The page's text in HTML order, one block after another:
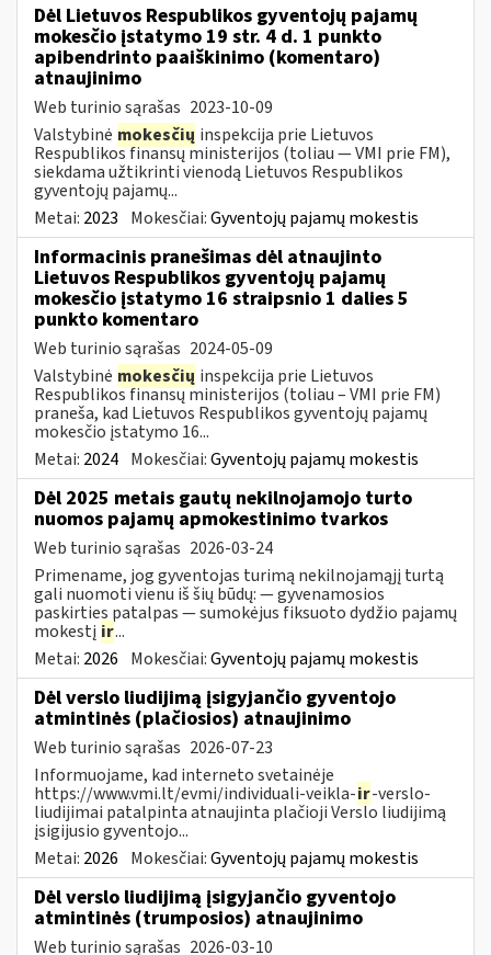
Dėl Lietuvos Respublikos gyventojų pajamų
mokesčio įstatymo 19 str. 4 d. 1 punkto
apibendrinto paaiškinimo (komentaro)
atnaujinimo
Web turinio sąrašas 2023-10-09
Valstybinė mokesčių inspekcija prie Lietuvos
Respublikos finansų ministerijos (toliau — VMI prie FM),
siekdama užtikrinti vienodą Lietuvos Respublikos
gyventojų pajamų...
Metai: 2023 Mokesčiai:Gyventojų pajamų mokestis
Informacinis pranešimas dėl atnaujinto
Lietuvos Respublikos gyventojų pajamų
mokesčio įstatymo 16 straipsnio 1 dalies 5
punkto komentaro
Web turinio sąrašas 2024-05-09
Valstybinė mokesčių inspekcija prie Lietuvos
Respublikos finansų ministerijos (toliau – VMI prie FM)
praneša, kad Lietuvos Respublikos gyventojų pajamų
mokesčio įstatymo 16...
Metai: 2024 Mokesčiai:Gyventojų pajamų mokestis
Dėl 2025 metais gautų nekilnojamojo turto
nuomos pajamų apmokestinimo tvarkos
Web turinio sąrašas 2026-03-24
Primename, jog gyventojas turimą nekilnojamąjį turtą
gali nuomoti vienu iš šių būdų: — gyvenamosios
paskirties patalpas — sumokėjus fiksuoto dydžio pajamų
mokestį ir...
Metai: 2026 Mokesčiai:Gyventojų pajamų mokestis
Dėl verslo liudijimą įsigyjančio gyventojo
atmintinės (plačiosios) atnaujinimo
Web turinio sąrašas 2026-07-23
Informuojame, kad interneto svetainėje
https://www.vmi.lt/evmi/individuali-veikla-ir-verslo-
liudijimai patalpinta atnaujinta plačioji Verslo liudijimą
įsigijusio gyventojo...
Metai: 2026 Mokesčiai:Gyventojų pajamų mokestis
Dėl verslo liudijimą įsigyjančio gyventojo
atmintinės (trumposios) atnaujinimo
Web turinio sąrašas 2026-03-10